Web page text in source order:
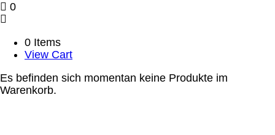
0
0 Items
View Cart
Es befinden sich momentan keine Produkte im
Warenkorb.